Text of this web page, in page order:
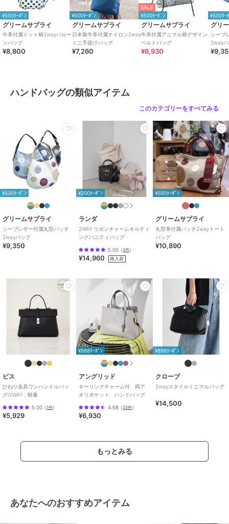
本革/ ポリエステル素材/パー
ティー・結婚式・二次会/軽量 7
00ｇ以下/2WAY以上
¥500ｸｰﾎﾟﾝ
グリームサプライ
牛革付属ドット柄2wayバルー
ンバッグ
¥8,800
¥500ｸｰﾎﾟﾝ
グリームサプライ
日本製牛革付属ナイロン2way
ミニ手提げバッグ
¥7,260
SALE
¥500ｸｰﾎﾟﾝ
グリームサプライ
牛革付属アニマル柄デザイン
ベルトバッグ
¥6,930
¥500ｸｰ
グリ
シープ
2way
ハンドバッグの類似アイテム
このカテゴリーをすべてみる
¥500ｸｰﾎﾟﾝ
グリームサプライ
シープレザー付属丸型パッチ
2wayバッグ
¥9,350
¥200ｸｰﾎﾟﾝ
ランダ
2WAY リボンチャームキルティ
ングバニティバッグ
5.00 （2件）
¥14,960 再入荷
¥500ｸｰﾎﾟﾝ
グリームサプライ
丸型革付属パッチ2wayトート
バッグ
¥10,890
ビス
ひねり金具ワンハンドルバッ
グ/2WAY，軽量
5.00 （1件）
¥5,929
¥888ｸｰﾎﾟﾝ
アングリッド
キーリングチャーム付 両ア
オリポケット ハンドバッグ
4.68 （25件）
¥6,930
¥888ｸｰﾎﾟﾝ
クローブ
2wayスタイルミニマルバッグ
¥14,500
もっとみる
あなたへのおすすめアイテム